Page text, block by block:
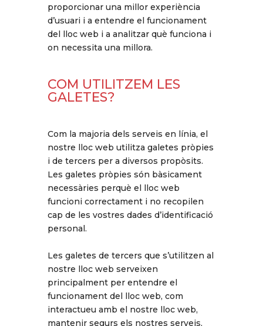
proporcionar una millor experiència
d’usuari i a entendre el funcionament
del lloc web i a analitzar què funciona i
on necessita una millora.
COM UTILITZEM LES
GALETES?
Com la majoria dels serveis en línia, el
nostre lloc web utilitza galetes pròpies
i de tercers per a diversos propòsits.
Les galetes pròpies són bàsicament
necessàries perquè el lloc web
funcioni correctament i no recopilen
cap de les vostres dades d’identificació
personal.
Les galetes de tercers que s’utilitzen al
nostre lloc web serveixen
principalment per entendre el
funcionament del lloc web, com
interactueu amb el nostre lloc web,
mantenir segurs els nostres serveis,